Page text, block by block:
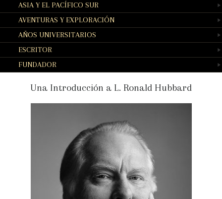
ASIA Y EL PACÍFICO SUR
AVENTURAS Y EXPLORACIÓN
AÑOS UNIVERSITARIOS
ESCRITOR
FUNDADOR
Una Introducción a L. Ronald Hubbard